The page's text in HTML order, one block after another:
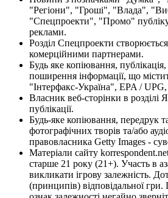
"Регіони", "Гроші", "Влада",
"Спецпроекти", "Промо"
реклами.
Розділ Спецпроекти
комерційними партнерами.
Будь яке копіювання,
поширення інформації, що
"Інтерфакс-Україна", EPA / UPG,
Власник веб-сторінки в розділі
публікації.
Будь-яке копіювання, передрук
фотографічних творів та/або
правовласника Getty Images -
Матеріали сайту
старше 21 року (21+). Участь в
викликати ігрову залежність.
(принципів) відповідальної